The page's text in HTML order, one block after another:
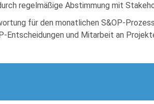
regelmäßige Abstimmung mit
für den monatlichen S&OP-
und Mitarbeit an